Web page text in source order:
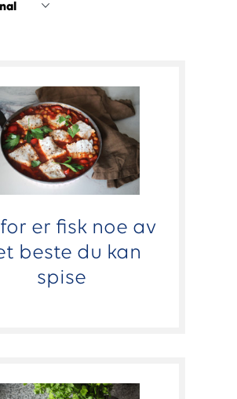
er fisk noe av
beste du kan
spise